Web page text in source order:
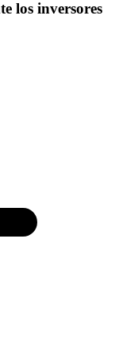
los inversores